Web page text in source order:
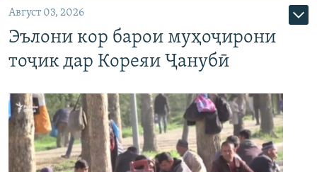
Август 03, 2026
Эълони кор барои муҳоҷирони
тоҷик дар Кореяи Ҷанубӣ